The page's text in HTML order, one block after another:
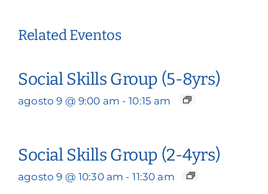
Related Eventos
Social Skills Group (5-8yrs)
agosto 9 @ 9:00 am - 10:15 am
Social Skills Group (2-4yrs)
agosto 9 @ 10:30 am - 11:30 am